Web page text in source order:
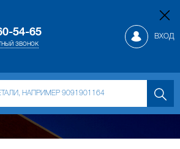
54-65
звонок
ВХОД